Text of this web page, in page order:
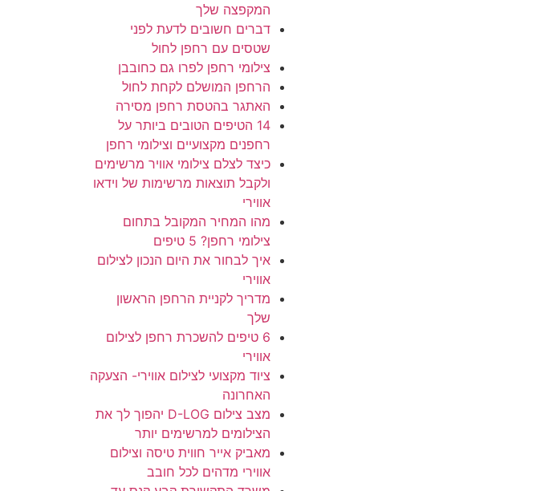
המקפצה שלך
דברים חשובים לדעת לפני
שטסים עם רחפן לחול
צילומי רחפן לפרו גם כחובבן
הרחפן המושלם לקחת לחול
האתגר בהטסת רחפן מסירה
14 הטיפים הטובים ביותר על
רחפנים מקצועיים וצילומי רחפן
כיצד לצלם צילומי אוויר מרשימים
ולקבל תוצאות מרשימות של וידאו
אווירי
מהו המחיר המקובל בתחום
צילומי רחפן? 5 טיפים
איך לבחור את היום הנכון לצילום
אווירי
מדריך לקניית הרחפן הראשון
שלך
6 טיפים להשכרת רחפן לצילום
אווירי
ציוד מקצועי לצילום אווירי- הצעקה
האחרונה
מצב צילום D-LOG יהפוך לך את
הצילומים למרשימים יותר
מאביק אייר חווית טיסה וצילום
אווירי מדהים לכל חובב